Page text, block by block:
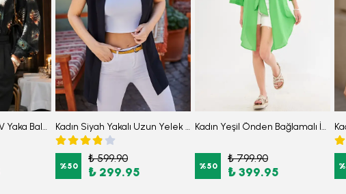
Kadın Siyah-Beyaz V Yaka Balon Kol Desenli Gömlek ARM-25Y001016 Kadın Siyah Yakalı Uzun Yelek ARM-20K001024
%50
₺ 599.90
₺ 299.95
Kadın Yeşil Önden Bağlamalı İnce Keten Kumaş Midi Boy Kimono Gömlek ARM-24Y001081
%50
₺ 799.90
₺ 399.95 %